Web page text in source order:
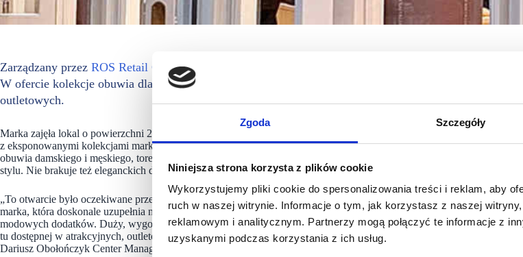
Zgoda Szczegóły
Niniejsza strona korzysta z plików cookie
Wykorzystujemy pliki cookie do spersonalizowania treści i reklam, aby
ruch w naszej witrynie. Informacje o tym, jak korzystasz z naszej
reklamowym i analitycznym. Partnerzy mogą połączyć te informacje z
uzyskanymi podczas korzystania z ich usług.
Zarządzany przez ROS Retail Outlet Shopping
W ofercie kolekcje obuwia dla kobiet i mężczyzn oraz szeroki wybór galanterii i akcesoriów. Wszystko
outletowych.
Marka zajęła lokal o powierzchni 203 mkw., który zaaranżowany został taki sposób, by klienci mogli swobodnie
z eksponowanymi kolekcjami marki. W nowym salonie Kazar w Designer Outlet Sosnowiec na kupujących czeka
obuwia damskiego i męskiego, toreb i torebek, które są symbolem miłości do mody, radości z wyrażania siebie i
stylu. Nie brakuje też eleganckich dodatków, takich jak zegarki, perfumy czy autorskiej linii zapachów do wnętrz.
„To otwarcie było oczekiwane przez klientów ceniących wysoką jakość i najnowsze trendy w modzie. Kazar to znana i
marka, która doskonale uzupełnia naszą ofertę zarówno w segmencie obuwniczym, ale też propozycję akcesoriów i
modowych dodatków. Duży, wygodny lokal pozwoli marce na ekspozycję szerokiej oferty skierowanej do kobiet i
tu dostępnej w atrakcyjnych, outletowych cenach. Cieszymy się, że nawiązaliśmy współpracę z tak cenioną, polską
Dariusz Obołończyk Center Manager Designer Outlet Sosnowiec, ROS Retail Outlet Shopping.